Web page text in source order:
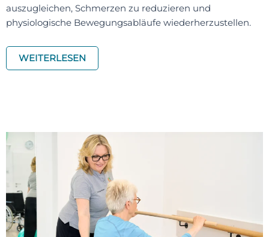
auszugleichen, Schmerzen zu reduzieren und
physiologische Bewegungsabläufe wiederherzustellen.
WEITERLESEN